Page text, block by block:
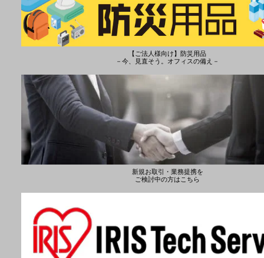
【ご法人様向け】防災用品
－今、見直そう。オフィスの備え－
新規お取引・業務提携を
ご検討中の方はこちら